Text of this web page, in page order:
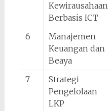
Kewirausahaan
Berbasis ICT
6
Manajemen
Keuangan dan
Beaya
7
Strategi
Pengelolaan
LKP